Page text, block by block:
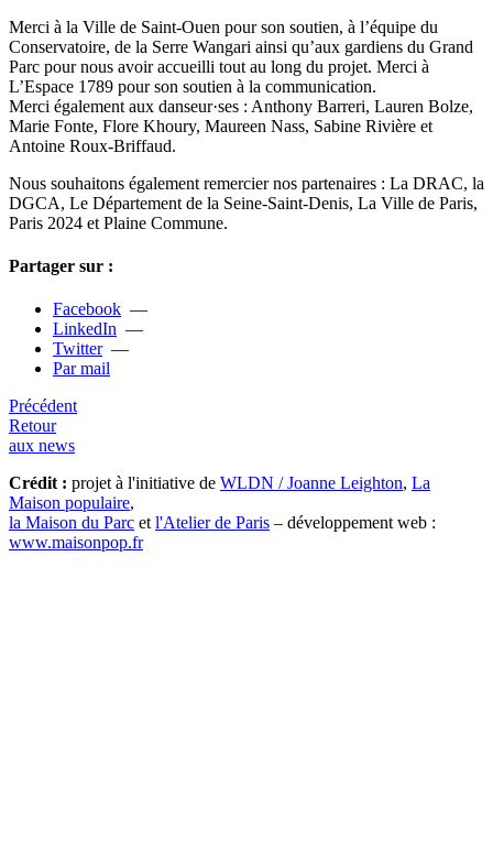
Merci à la Ville de Saint-Ouen pour son sou­tien, à l’équipe du
Conservatoire, de la Serre Wangari ainsi qu’aux gar­diens du Grand
Parc pour nous avoir accueilli tout au long du projet. Merci à
L’Espace 1789 pour son sou­tien à la com­mu­ni­ca­tion.
Merci également aux dan­seur·­ses : Anthony Barreri, Lauren Bolze,
Marie Fonte, Flore Khoury, Maureen Nass, Sabine Rivière et
Antoine Roux-Briffaud.
Nous sou­hai­tons également remer­cier nos par­te­nai­res : La DRAC, la
DGCA, Le Département de la Seine-Saint-Denis, La Ville de Paris,
Paris 2024 et Plaine Commune.
Partager sur :
Facebook —
LinkedIn —
Twitter—
Par mail
Précédent
Retour
aux news
Crédit : projet à l'initiative de WLDN / Joanne Leighton, La
Maison populaire,
la Maison du Parc etl'Atelier de Paris – développement web :
www.maisonpop.fr